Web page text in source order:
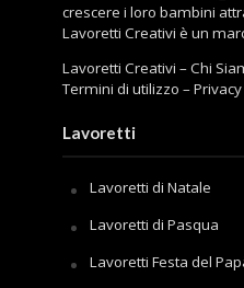
crescere i loro bambini
Lavoretti Creativi è un
Lavoretti Creativi –Chi
Termini di utilizzo –Privacy
Lavoretti
Lavoretti di Natale
Lavoretti di Pasqua
Lavoretti Festa del